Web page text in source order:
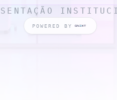
POWERED BY